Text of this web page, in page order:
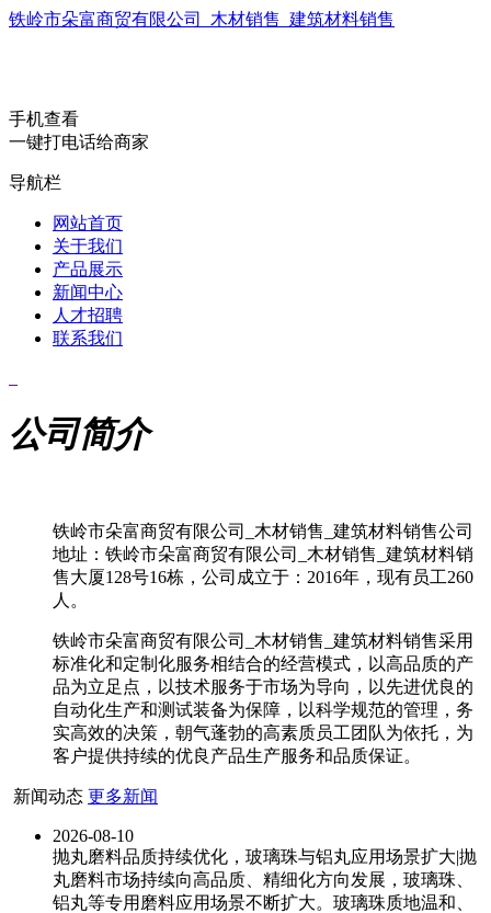
铁岭市朵富商贸有限公司_木材销售_建筑材料销售
手机查看
一键打电话给商家
导航栏
网站首页
关于我们
产品展示
新闻中心
人才招聘
联系我们
公司简介
铁岭市朵富商贸有限公司_木材销售_建筑材料销售公司
地址：铁岭市朵富商贸有限公司_木材销售_建筑材料销
售大厦128号16栋，公司成立于：2016年，现有员工260
人。
铁岭市朵富商贸有限公司_木材销售_建筑材料销售采用
标准化和定制化服务相结合的经营模式，以高品质的产
品为立足点，以技术服务于市场为导向，以先进优良的
自动化生产和测试装备为保障，以科学规范的管理，务
实高效的决策，朝气蓬勃的高素质员工团队为依托，为
客户提供持续的优良产品生产服务和品质保证。
新闻动态 更多新闻
2026-08-10
抛丸磨料品质持续优化，玻璃珠与铝丸应用场景扩大|抛
丸磨料市场持续向高品质、精细化方向发展，玻璃珠、
铝丸等专用磨料应用场景不断扩大。玻璃珠质地温和、